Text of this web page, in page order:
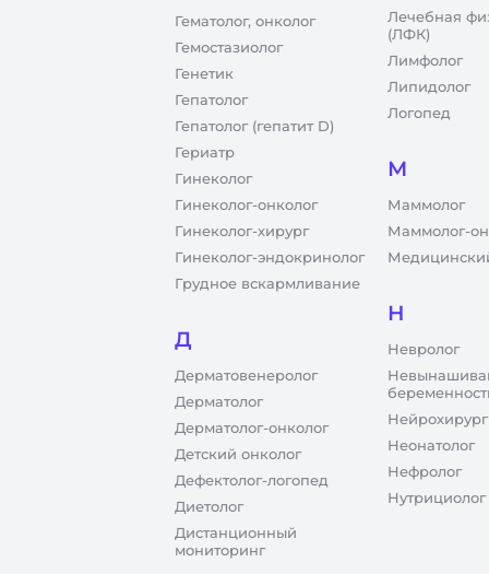
Гематолог, онколог
Гемостазиолог
Генетик
Гепатолог
Гепатолог (гепатит D)
Гериатр
Гинеколог
Гинеколог-онколог
Гинеколог-хирург
Гинеколог-эндокринолог
Грудное вскармливание
Д
Дерматовенеролог
Дерматолог
Дерматолог-онколог
Детский онколог
Дефектолог-логопед
Диетолог
Дистанционный
мониторинг
Лечебная
(ЛФК)
Лимфолог
Липидолог
Логопед
М
Маммолог
Маммолог-
Н
Невролог
Нейрохирург
Неонатолог
Нефролог
Нутрициолог